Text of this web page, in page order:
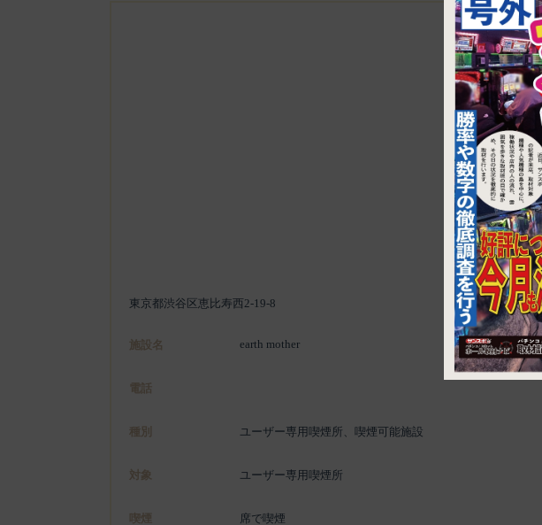
東京都渋谷区恵比寿西2-19-8
施設名 earth mother
電話
種別 ユーザー専用喫煙所、喫煙可能施設
対象 ユーザー専用喫煙所
喫煙 席で喫煙